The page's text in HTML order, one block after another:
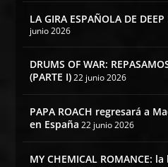
LA GIRA ESPAÑOLA DE
junio 2026
DRUMS OF WAR:
(PARTE I) 22 junio 2026
PAPA ROACH regresará a
en España 22 junio 2026
MY CHEMICAL ROMANCE: